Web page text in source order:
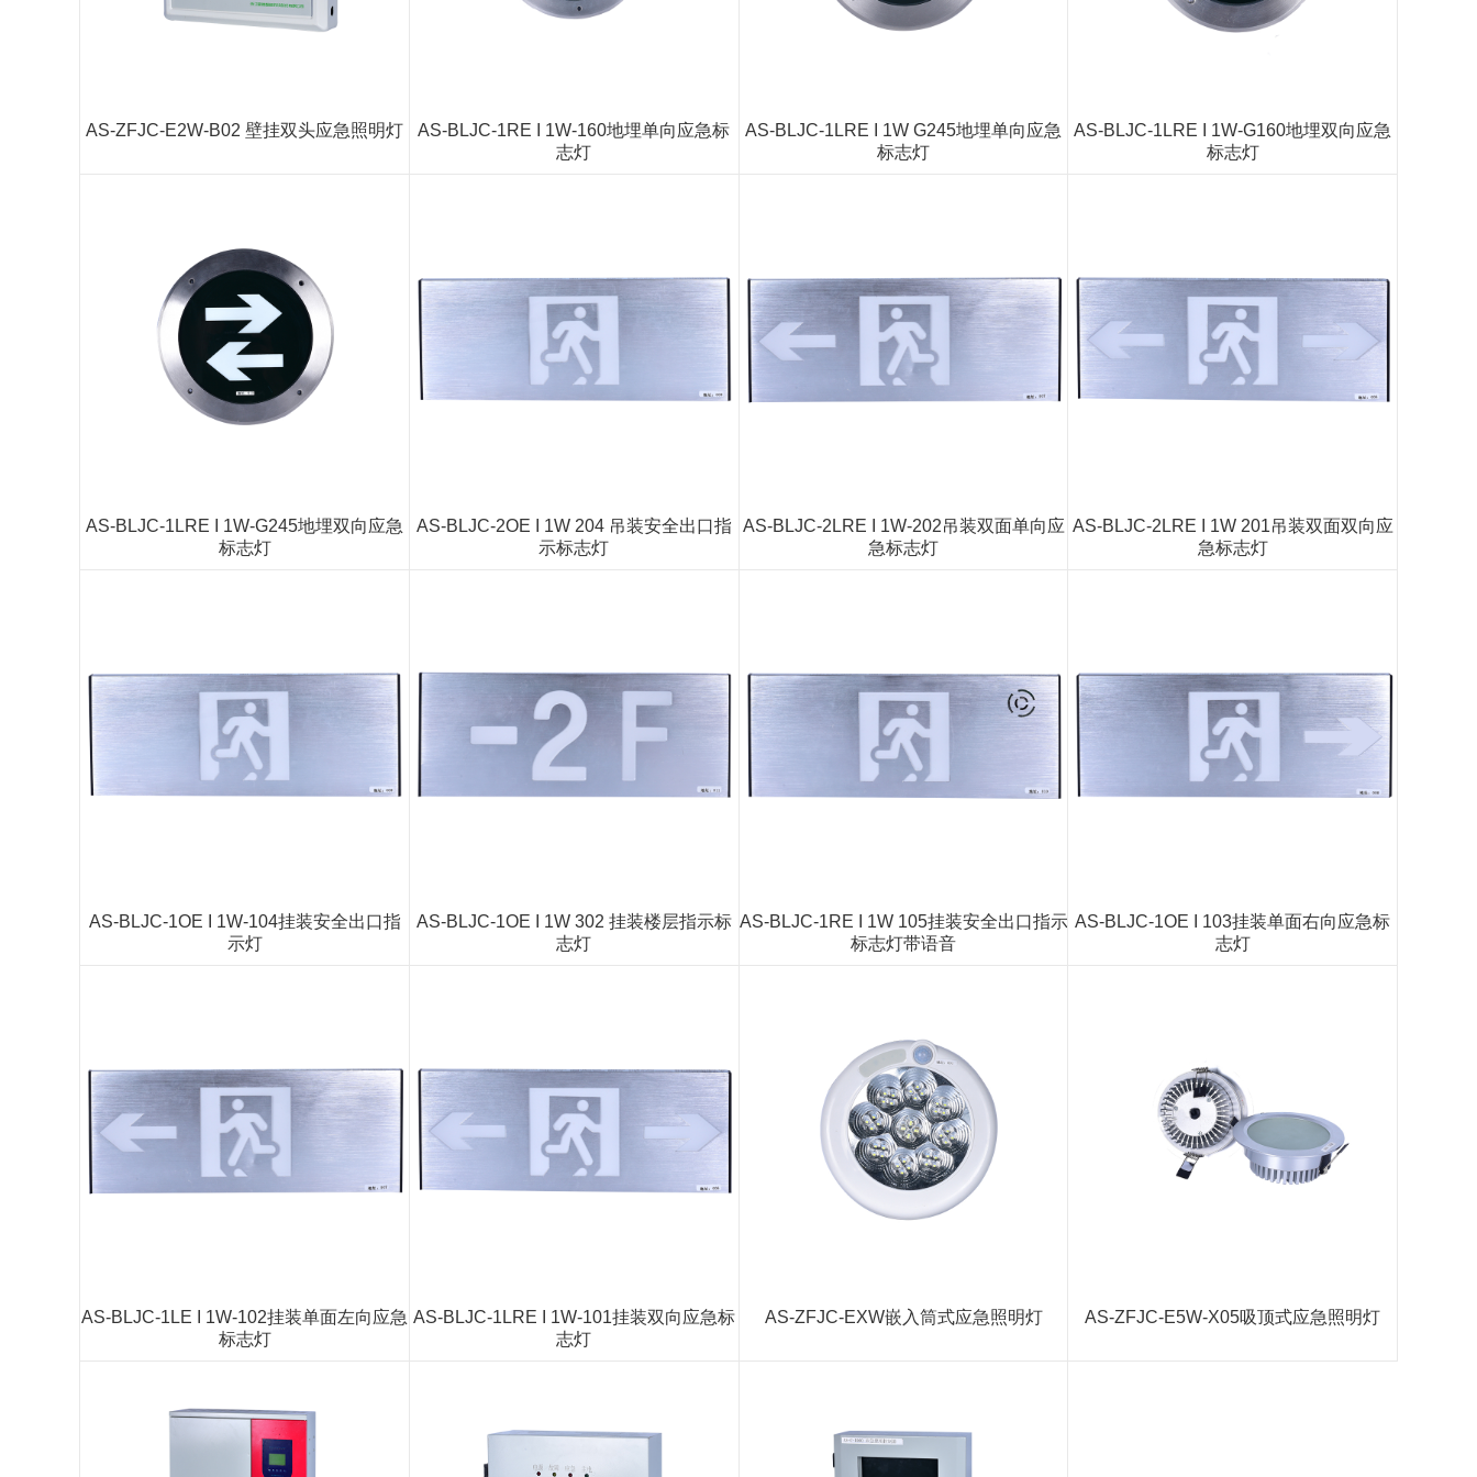
AS-ZFJC-E2W-B02 壁挂双头应急照明灯
AS-BLJC-1RE I 1W-160地埋单向应急标
志灯
AS-BLJC-1LRE I 1W G245地埋单向应急
标志灯
AS-BLJC-1LRE I 1W-G160地埋双向应急
标志灯
AS-BLJC-1LRE I 1W-G245地埋双向应急
标志灯
AS-BLJC-2OE I 1W 204 吊装安全出口指
示标志灯
AS-BLJC-2LRE I 1W-202吊装双面单向应
急标志灯
AS-BLJC-2LRE I 1W 201吊装双面双向应
急标志灯
AS-BLJC-1OE I 1W-104挂装安全出口指
示灯
AS-BLJC-1OE I 1W 302 挂装楼层指示标
志灯
AS-BLJC-1RE I 1W 105挂装安全出口指示
标志灯带语音
AS-BLJC-1OE I 103挂装单面右向应急标
志灯
AS-BLJC-1LE I 1W-102挂装单面左向应急
标志灯
AS-BLJC-1LRE I 1W-101挂装双向应急标
志灯
AS-ZFJC-EXW嵌入筒式应急照明灯 AS-ZFJC-E5W-X05吸顶式应急照明灯